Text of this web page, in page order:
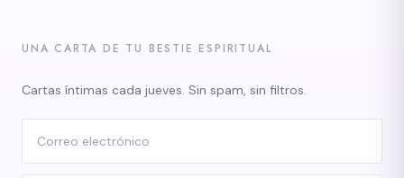
UNA CARTA DE TU BESTIE ESPIRITUAL
Cartas íntimas cada jueves. Sin spam, sin filtros.